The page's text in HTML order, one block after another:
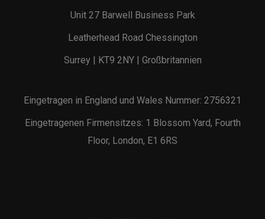
Unit 27 Barwell Business Park
Leatherhead Road Chessington
Surrey | KT9 2NY | Großbritannien
Eingetragen in England und Wales Nummer: 2756321
Eingetragenen Firmensitzes: 1 Blossom Yard, Fourth
Floor, London, E1 6RS